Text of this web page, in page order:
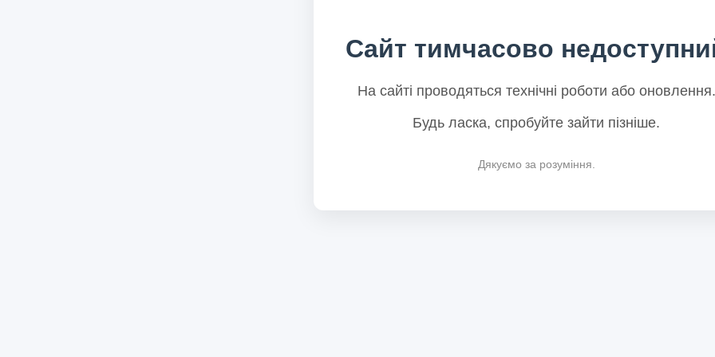
Сайт тимчасово
На сайті проводяться технічні роботи або оновлення.
Будь ласка, спробуйте зайти пізніше.
Дякуємо за розуміння.